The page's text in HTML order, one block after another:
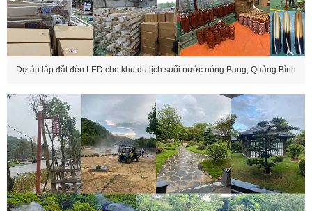
Dự án lắp đặt đèn LED cho khu du lịch suối nước nóng Bang, Quảng Bình